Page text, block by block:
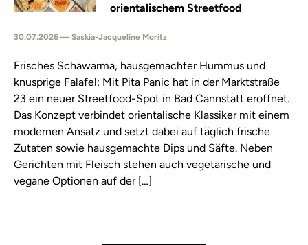
orientalischem Streetfood
30.07.2026 — Saskia-Jacqueline Moritz
Frisches Schawarma, hausgemachter Hummus und
knusprige Falafel: Mit Pita Panic hat in der Marktstraße
23 ein neuer Streetfood-Spot in Bad Cannstatt eröffnet.
Das Konzept verbindet orientalische Klassiker mit einem
modernen Ansatz und setzt dabei auf täglich frische
Zutaten sowie hausgemachte Dips und Säfte. Neben
Gerichten mit Fleisch stehen auch vegetarische und
vegane Optionen auf der […]